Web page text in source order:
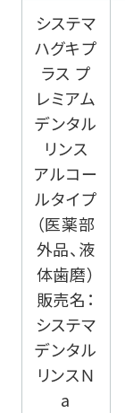
システマ
ハグキプ
ラス プ
レミアム
デンタル
リンス
アルコー
ルタイプ
（医薬部
外品、液
体歯磨）
販売名：
システマ
デンタル
リンスＮ
a